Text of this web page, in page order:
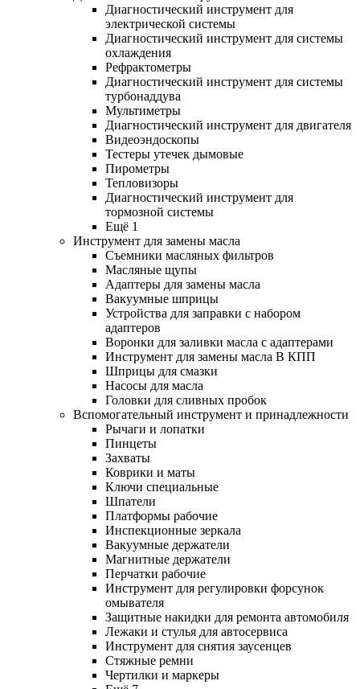
Диагностический инструмент для
электрической системы
Диагностический инструмент для системы
охлаждения
Рефрактометры
Диагностический инструмент для системы
турбонаддува
Мультиметры
Диагностический инструмент для двигателя
Видеоэндоскопы
Тестеры утечек дымовые
Пирометры
Тепловизоры
Диагностический инструмент для
тормозной системы
Ещё 1
Инструмент для замены масла
Съемники масляных фильтров
Масляные щупы
Адаптеры для замены масла
Вакуумные шприцы
Устройства для заправки с набором
адаптеров
Воронки для заливки масла с адаптерами
Инструмент для замены масла В КПП
Шприцы для смазки
Насосы для масла
Головки для сливных пробок
Вспомогательный инструмент и принадлежности
Рычаги и лопатки
Пинцеты
Захваты
Коврики и маты
Ключи специальные
Шпатели
Платформы рабочие
Инспекционные зеркала
Вакуумные держатели
Магнитные держатели
Перчатки рабочие
Инструмент для регулировки форсунок
омывателя
Защитные накидки для ремонта автомобиля
Лежаки и стулья для автосервиса
Инструмент для снятия заусенцев
Стяжные ремни
Чертилки и маркеры